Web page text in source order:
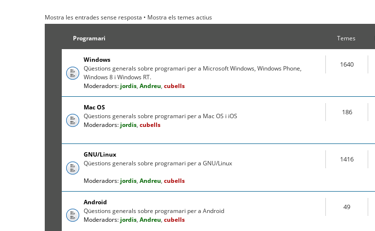
Mostra les entrades sense resposta • Mostra els temes actius
Programari Temes
Windows
Qüestions generals sobre programari per a Microsoft Windows, Windows Phone,
Windows 8 i Windows RT.
Moderadors: jordis, Andreu, cubells
1640
Mac OS
Qüestions generals sobre programari per a Mac OS i iOS
Moderadors: jordis, cubells
186
GNU/Linux
Qüestions generals sobre programari per a GNU/Linux
Moderadors: jordis, Andreu, cubells
1416
Android
Qüestions generals sobre programari per a Android
Moderadors: jordis, Andreu, cubells
49